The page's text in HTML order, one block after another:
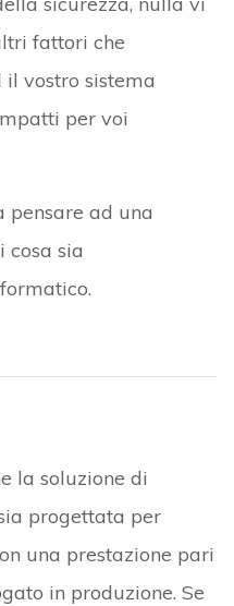
fattori che
vostro sistema
per voi
pensare ad una
cosa sia
la soluzione di
progettata per
una prestazione pari
in produzione. Se